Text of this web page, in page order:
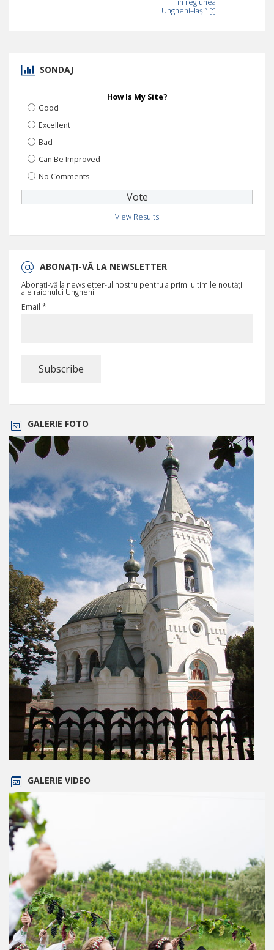
în regiunea
Ungheni–Iași” [:]
SONDAJ
How Is My Site?
Good
Excellent
Bad
Can Be Improved
No Comments
View Results
ABONAȚI-VĂ LA NEWSLETTER
Abonați-vă la newsletter-ul nostru pentru a primi ultimile noutăți
ale raionului Ungheni.
Email *
GALERIE FOTO
GALERIE VIDEO